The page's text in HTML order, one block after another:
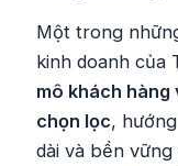
Một trong
kinh doanh của
mô khách
chọn lọc,
dài và bền